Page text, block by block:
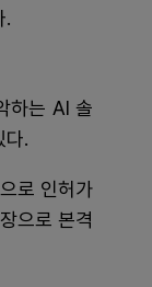
.
하는 AI 솔
다.
로 인허가
으로 본격